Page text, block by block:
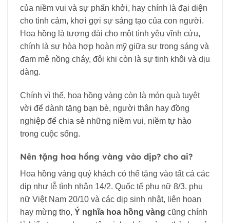
của niềm vui và sự phấn khởi, hay chính là đại diện
cho tình cảm, khơi gợi sự sáng tạo của con người.
Hoa hồng là tượng đài cho một tình yêu vĩnh cửu,
chính là sự hòa hợp hoàn mỹ giữa sự trong sáng và
đam mê nồng cháy, đôi khi còn là sự tinh khôi và dịu
dàng.
Chính vì thế, hoa hồng vàng còn là món quà tuyệt
vời để dành tặng bạn bè, người thân hay đồng
nghiệp để chia sẻ những niềm vui, niềm tự hào
trong cuộc sống.
Nên tặng hoa hồng vàng vào dịp? cho ai?
Hoa hồng vàng quý khách có thể tặng vào tất cả các
dịp như lễ tình nhân 14/2. Quốc tế phụ nữ 8/3. phụ
nữ Việt Nam 20/10 và các dịp sinh nhật, liên hoan
hay mừng thọ, Ý nghĩa hoa hồng vàng cũng chính